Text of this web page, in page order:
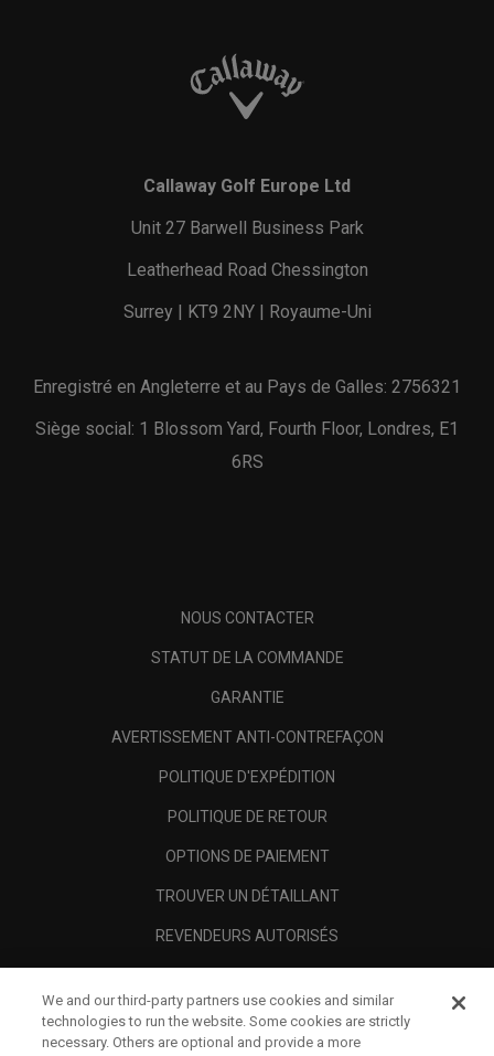
Callaway Golf Europe Ltd
Unit 27 Barwell Business Park
Leatherhead Road Chessington
Surrey | KT9 2NY | Royaume-Uni
Enregistré en Angleterre et au Pays de Galles: 2756321
Siège social: 1 Blossom Yard, Fourth Floor, Londres, E1
6RS
NOUS CONTACTER
STATUT DE LA COMMANDE
GARANTIE
AVERTISSEMENT ANTI-CONTREFAÇON
POLITIQUE D'EXPÉDITION
POLITIQUE DE RETOUR
OPTIONS DE PAIEMENT
TROUVER UN DÉTAILLANT
REVENDEURS AUTORISÉS
A PROPOS
We and our third-party partners use cookies and similar
technologies to run the website. Some cookies are strictly
necessary. Others are optional and provide a more